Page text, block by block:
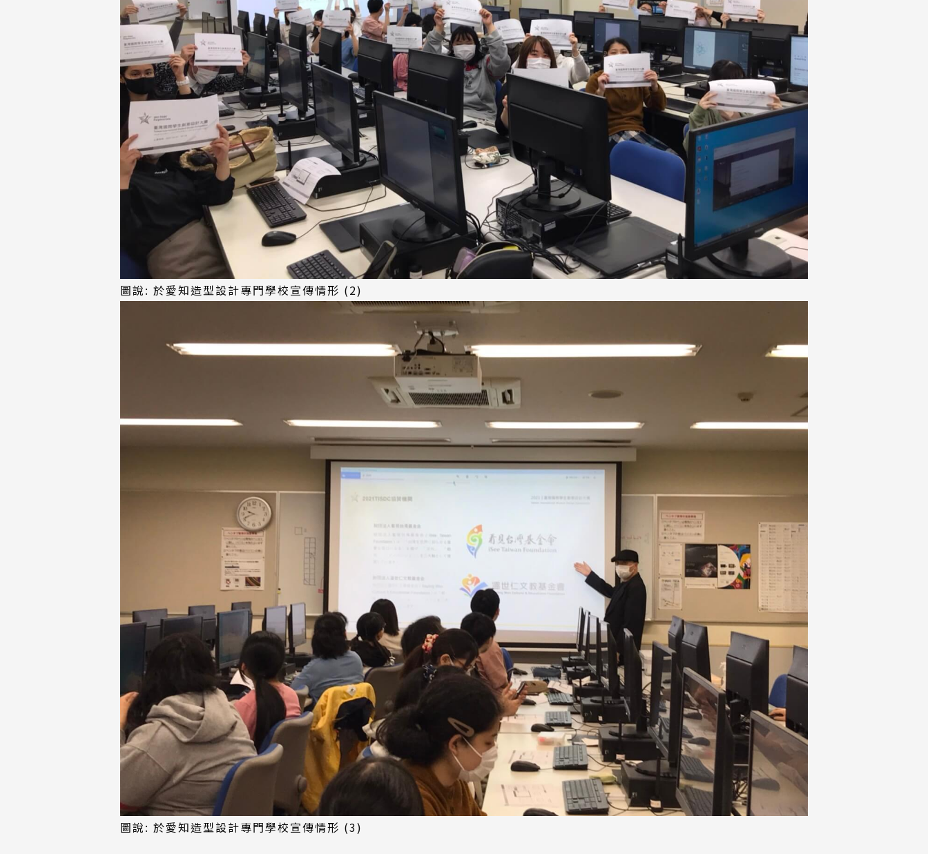
圖說: 於愛知造型設計專門學校宣傳情形 (2)
圖說: 於愛知造型設計專門學校宣傳情形 (3)